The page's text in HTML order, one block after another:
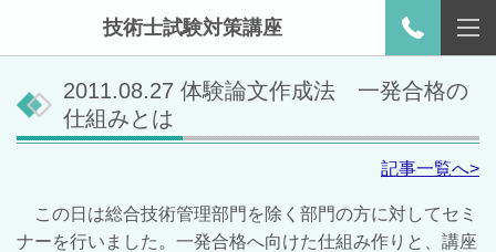
技術士試験対策講座
2011.08.27 体験論文作成法 一発合格の
仕組みとは
記事一覧へ>
この日は総合技術管理部門を除く部門の方に対してセミ
ナーを行いました。一発合格へ向けた仕組み作りと、講座